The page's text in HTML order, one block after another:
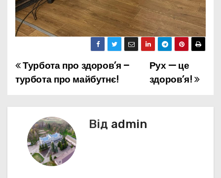
Н
а
в
Рух — це
здоров’я!
Турбота про здоров’я –
турбота про майбутнє!
Від admin